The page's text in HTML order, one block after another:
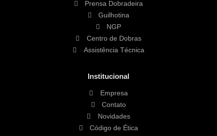
Prensa Dobradeira
Guilhotina
NGP
Centro de Dobras
Assistência Técnica
Institucional
Empresa
Contato
Novidades
Código de Ética